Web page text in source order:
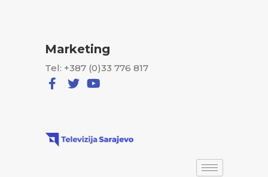
Marketing
Tel: +387 (0)33 776 817